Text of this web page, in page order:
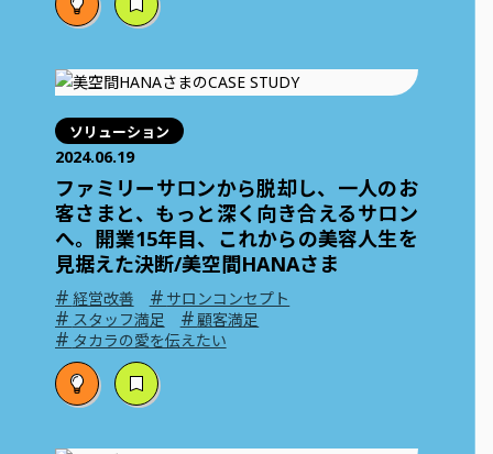
ソリューション
2024.06.19
ファミリーサロンから脱却し、一人のお
客さまと、もっと深く向き合えるサロン
へ。開業15年目、これからの美容人生を
見据えた決断/美空間HANAさま
# 経営改善 # サロンコンセプト
# スタッフ満足 #顧客満足
# タカラの愛を伝えたい